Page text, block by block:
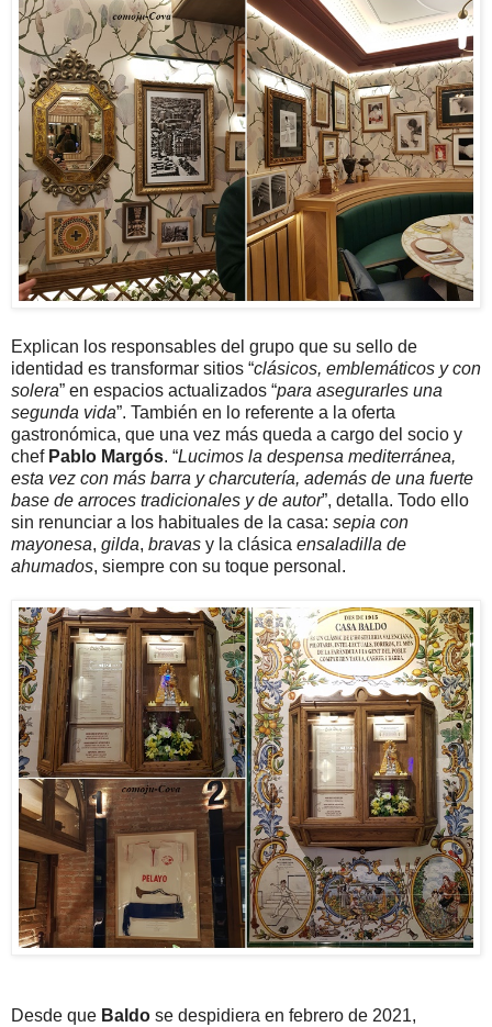
Explican los responsables del grupo que su sello de
identidad es transformar sitios “clásicos, emblemáticos y con
solera” en espacios actualizados “para asegurarles una
segunda vida”. También en lo referente a la oferta
gastronómica, que una vez más queda a cargo del socio y
chef Pablo Margós. “Lucimos la despensa mediterránea,
esta vez con más barra y charcutería, además de una fuerte
base de arroces tradicionales y de autor”, detalla. Todo ello
sin renunciar a los habituales de la casa: sepia con
mayonesa, gilda, bravas y la clásica ensaladilla de
ahumados, siempre con su toque personal.
Desde que Baldo se despidiera en febrero de 2021,